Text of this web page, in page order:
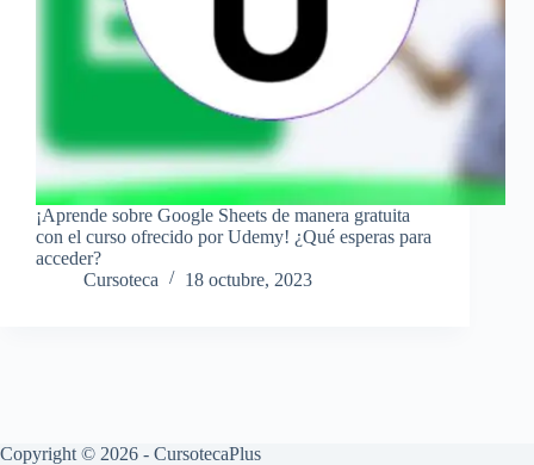
¡Aprende sobre Google Sheets de manera gratuita
con el curso ofrecido por Udemy! ¿Qué esperas para
acceder?
Cursoteca
18 octubre, 2023
Copyright © 2026 - CursotecaPlus